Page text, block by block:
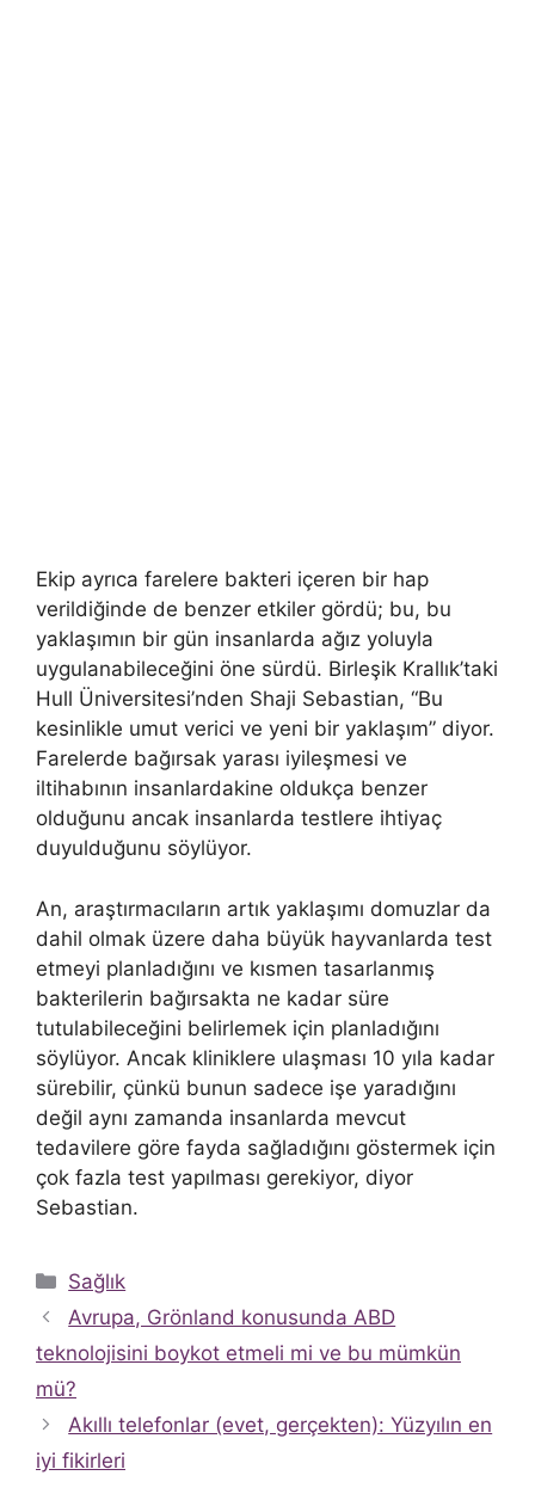
Ekip ayrıca farelere bakteri içeren bir hap
verildiğinde de benzer etkiler gördü; bu, bu
yaklaşımın bir gün insanlarda ağız yoluyla
uygulanabileceğini öne sürdü. Birleşik Krallık’taki
Hull Üniversitesi’nden Shaji Sebastian, “Bu
kesinlikle umut verici ve yeni bir yaklaşım” diyor.
Farelerde bağırsak yarası iyileşmesi ve
iltihabının insanlardakine oldukça benzer
olduğunu ancak insanlarda testlere ihtiyaç
duyulduğunu söylüyor.
An, araştırmacıların artık yaklaşımı domuzlar da
dahil olmak üzere daha büyük hayvanlarda test
etmeyi planladığını ve kısmen tasarlanmış
bakterilerin bağırsakta ne kadar süre
tutulabileceğini belirlemek için planladığını
söylüyor. Ancak kliniklere ulaşması 10 yıla kadar
sürebilir, çünkü bunun sadece işe yaradığını
değil aynı zamanda insanlarda mevcut
tedavilere göre fayda sağladığını göstermek için
çok fazla test yapılması gerekiyor, diyor
Sebastian.
Kategoriler
Sağlık
Avrupa, Grönland konusunda ABD
teknolojisini boykot etmeli mi ve bu mümkün
mü?
Akıllı telefonlar (evet, gerçekten): Yüzyılın en
iyi fikirleri